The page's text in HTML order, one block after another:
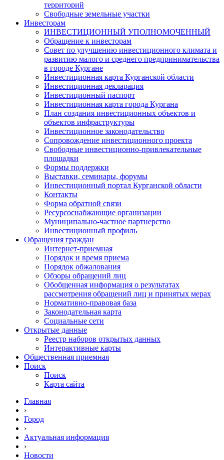
территорий
Свободные земельные участки
Инвесторам
ИНВЕСТИЦИОННЫЙ УПОЛНОМОЧЕННЫЙ
Обращение к инвесторам
Совет по улучшению инвестиционного климата и
развитию малого и среднего предпринимательства
в городе Кургане
Инвестиционная карта Курганской области
Инвестиционная декларация
Инвестиционный паспорт
Инвестиционная карта города Кургана
План создания инвестиционных объектов и
объектов инфраструктуры
Инвестиционное законодательство
Сопровождение инвестиционного проекта
Свободные инвестиционно-привлекательные
площадки
Формы поддержки
Выставки, семинары, форумы
Инвестиционный портал Курганской области
Контакты
Форма обратной связи
Ресурсоснабжающие организации
Муниципально-частное партнерство
Инвестиционный профиль
Обращения граждан
Интернет-приемная
Порядок и время приема
Порядок обжалования
Обзоры обращений лиц
Обобщенная информация о результатах
рассмотрения обращений лиц и принятых мерах
Нормативно-правовая база
Законодательная карта
Социальные сети
Открытые данные
Реестр наборов открытых данных
Интерактивные карты
Общественная приемная
Поиск
Поиск
Карта сайта
Главная
›
Город
›
Актуальная информация
›
Новости